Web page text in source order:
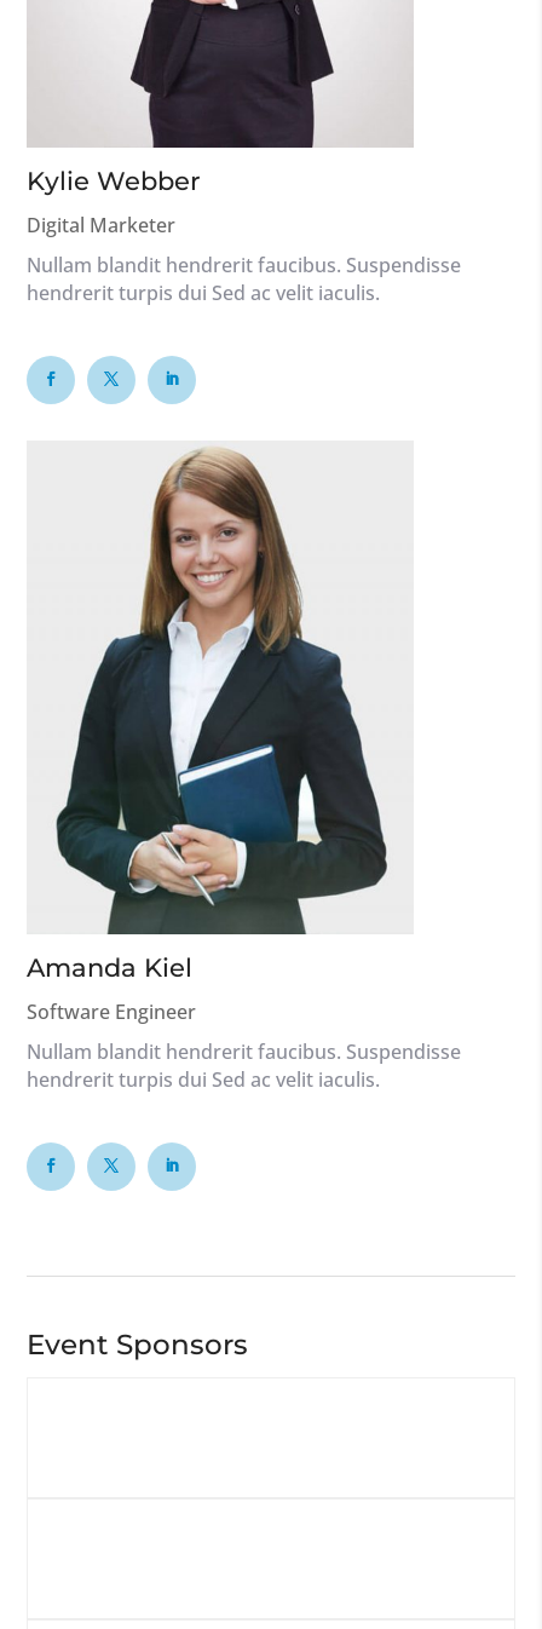
Kylie Webber
Digital Marketer
Nullam blandit hendrerit faucibus. Suspendisse
hendrerit turpis dui Sed ac velit iaculis.
Amanda Kiel
Software Engineer
Nullam blandit hendrerit faucibus. Suspendisse
hendrerit turpis dui Sed ac velit iaculis.
Event Sponsors